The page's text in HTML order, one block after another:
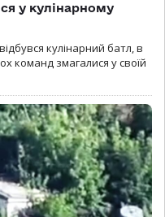
у кулінарному
кулінарний батл, в
команд змагалися у своїй